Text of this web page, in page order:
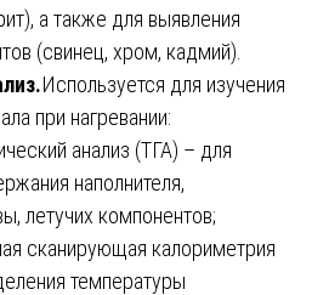
а также для выявления
(свинец, хром, кадмий).
Используется для изучения
при нагревании:
анализ (ТГА) – для
наполнителя,
летучих компонентов;
сканирующая калориметрия
температуры